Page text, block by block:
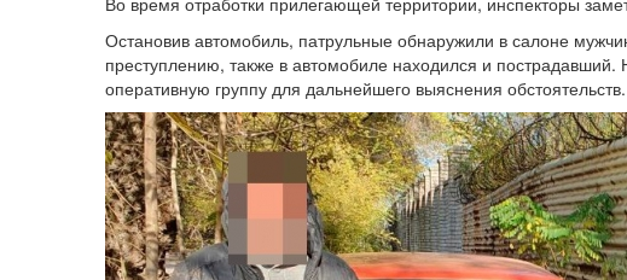
Остановив автомобиль, патрульные обнаружили в салоне
преступлению, также в автомобиле находился и
оперативную группу для дальнейшего выяснения обстоятельств.